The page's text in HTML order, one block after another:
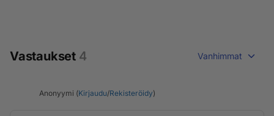
Vastaukset 4 Vanhimmat
Anonyymi (Kirjaudu/Rekisteröidy)